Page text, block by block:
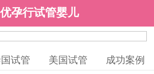
优孕行试管婴儿
试管 美国试管 成功案例